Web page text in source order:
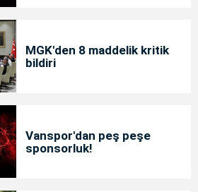
MGK'den 8 maddelik kritik
bildiri
Vanspor'dan peş peşe
sponsorluk!